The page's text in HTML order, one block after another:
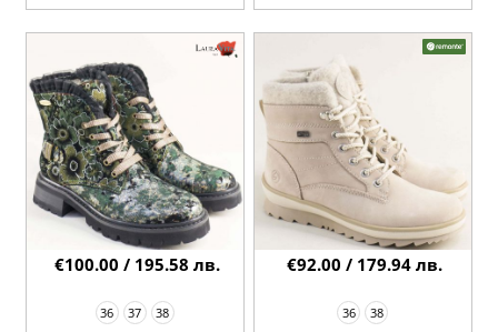
36 37 38
€100.00 / 195.58 лв.
36 38
€92.00 / 179.94 лв.